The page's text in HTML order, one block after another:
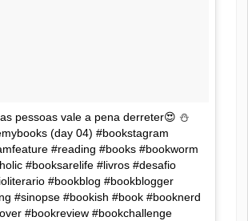
pessoas vale a pena derreter😍 ⛄️
(day 04) #bookstagram
#reading #books #bookworm
#booksarelife #livros #desafio
#bookblog #bookblogger
#sinopse #bookish #book #booknerd
#bookreview #bookchallenge